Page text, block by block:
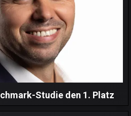
Studie den 1. Platz